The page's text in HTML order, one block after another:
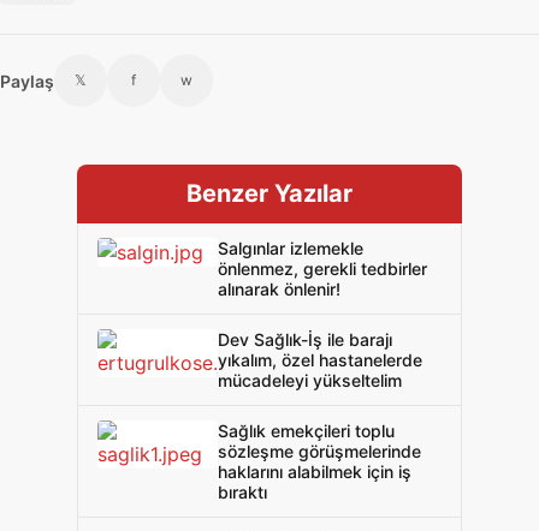
Paylaş 𝕏 f w
Benzer Yazılar
Salgınlar izlemekle
önlenmez, gerekli tedbirler
alınarak önlenir!
Dev Sağlık-İş ile barajı
yıkalım, özel hastanelerde
mücadeleyi yükseltelim
Sağlık emekçileri toplu
sözleşme görüşmelerinde
haklarını alabilmek için iş
bıraktı